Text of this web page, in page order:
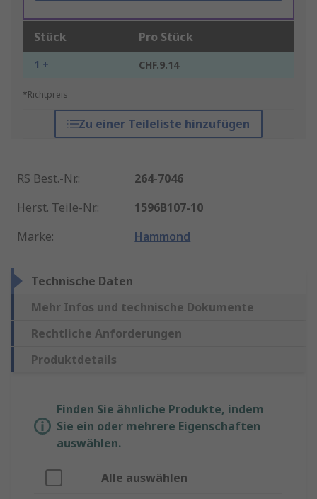
Stück Pro Stück
1 + CHF.9.14
*Richtpreis
Zu einer Teileliste hinzufügen
RS Best.-Nr.:
264-7046
Herst. Teile-Nr.:
1596B107-10
Marke: Hammond
Technische Daten
Mehr Infos und technische Dokumente
Rechtliche Anforderungen
Produktdetails
Finden Sie ähnliche Produkte, indem
Sie ein oder mehrere Eigenschaften
auswählen.
Alle auswählen